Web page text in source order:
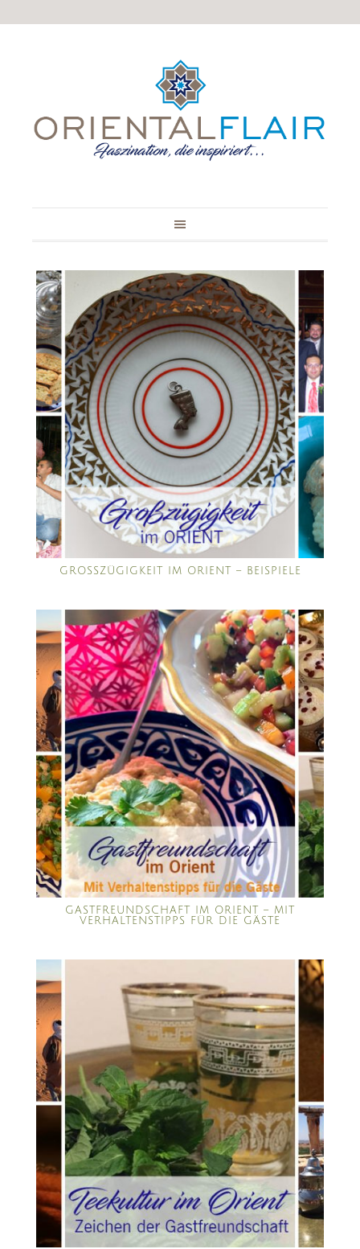
GROSSZÜGIGKEIT IM ORIENT – BEISPIELE
GASTFREUNDSCHAFT IM ORIENT – MIT
VERHALTENSTIPPS FÜR DIE GÄSTE